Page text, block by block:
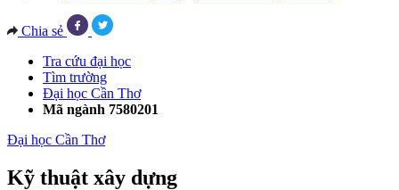
Chia sẻ
Tra cứu đại học
Tìm trường
Đại học Cần Thơ
Mã ngành 7580201
Đại học Cần Thơ
Kỹ thuật xây dựng